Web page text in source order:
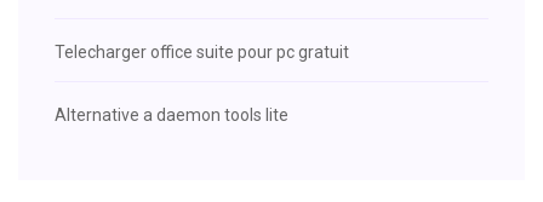
Telecharger office suite pour pc gratuit
Alternative a daemon tools lite